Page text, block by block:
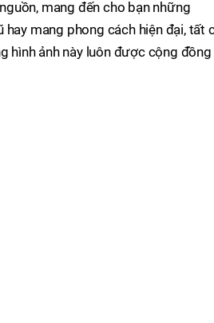
mang đến cho bạn những
hay mang phong cách hiện đại, tất
hình ảnh này luôn được cộng đồng